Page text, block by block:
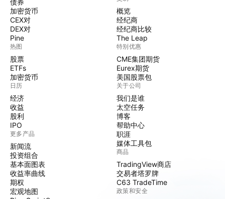
债券
加密货币
CEX对
DEX对
Pine
热图
股票
ETFs
加密货币
日历
经济
收益
股利
IPO
更多产品
新闻流
投资组合
基本面图表
收益率曲线
期权
宏观地图
概览
经纪商
经纪商比较
The Leap
特别优惠
CME集团期货
Eurex期货
美国股票包
关于公司
我们是谁
太空任务
博客
帮助中心
职涯
媒体工具包
商品
TradingView商店
交易者塔罗牌
C63 TradeTime
政策和安全